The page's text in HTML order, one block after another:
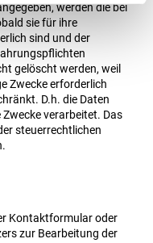
werden die bei
sie für ihre
sind und der
gelöscht werden, weil
Zwecke erforderlich
D.h. die Daten
verarbeitet. Das
steuerrechtlichen
Kontaktformular oder
zur Bearbeitung der